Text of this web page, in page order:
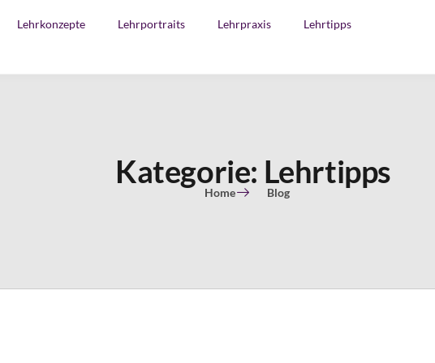
Lehrkonzepte Lehrportraits Lehrpraxis Lehrtipps
Kategorie: Lehrtipps
Home Blog